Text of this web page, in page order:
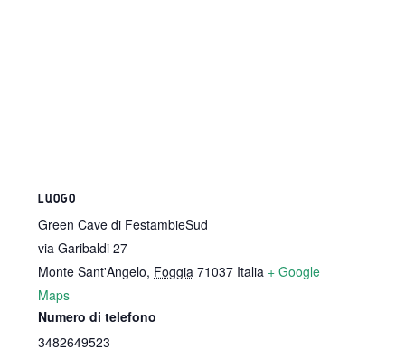
LUOGO
Green Cave di FestambieSud
via Garibaldi 27
Monte Sant'Angelo, Foggia 71037 Italia + Google
Maps
Numero di telefono
3482649523